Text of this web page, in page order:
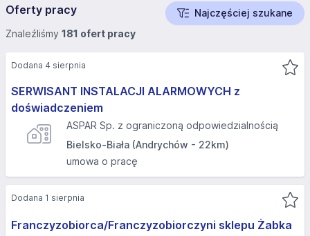
Oferty pracy
Najczęściej szukane
Znaleźliśmy 181 ofert pracy
SERWISANT INSTALACJI ALARMOWYCH z
doświadczeniem
ASPAR Sp. z ograniczoną odpowiedzialnością
Bielsko-Biała (Andrychów - 22km)
umowa o pracę
Dodana 4 sierpnia
Franczyzobiorca/Franczyzobiorczyni sklepu Żabka
Dodana 1 sierpnia